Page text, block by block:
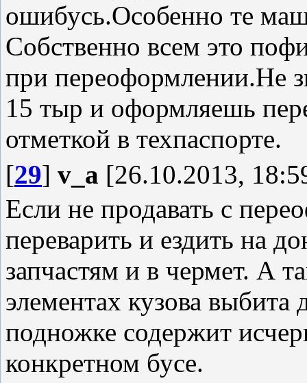
ошибусь.Особенно те
Собственно всем это
при переоформлении.Не
15 тыр и оформляешь
отметкой в техпаспорте.
[29] v_a [26.10.2013,
Если не продавать с
переварить и ездить на
запчастям и в чермет. А
элементах кузова выбита
подножке содержит
конкретном бусе.